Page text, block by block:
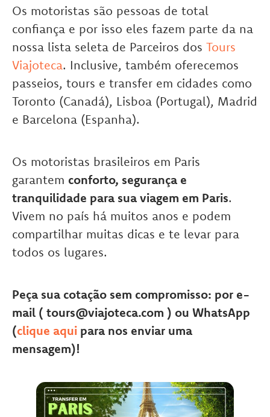
Os motoristas são pessoas de total
confiança e por isso eles fazem parte da na
nossa lista seleta de Parceiros dos Tours
Viajoteca. Inclusive, também oferecemos
passeios, tours e transfer em cidades como
Toronto (Canadá), Lisboa (Portugal), Madrid
e Barcelona (Espanha).
Os motoristas brasileiros em Paris
garantem conforto, segurança e
tranquilidade para sua viagem em Paris.
Vivem no país há muitos anos e podem
compartilhar muitas dicas e te levar para
todos os lugares.
Peça sua cotação sem compromisso: por e-
mail ( tours@viajoteca.com ) ou WhatsApp
(clique aqui para nos enviar uma
mensagem)!